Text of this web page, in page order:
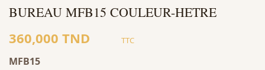
BUREAU MFB15 COULEUR-HETRE
360,000 TND TTC
MFB15